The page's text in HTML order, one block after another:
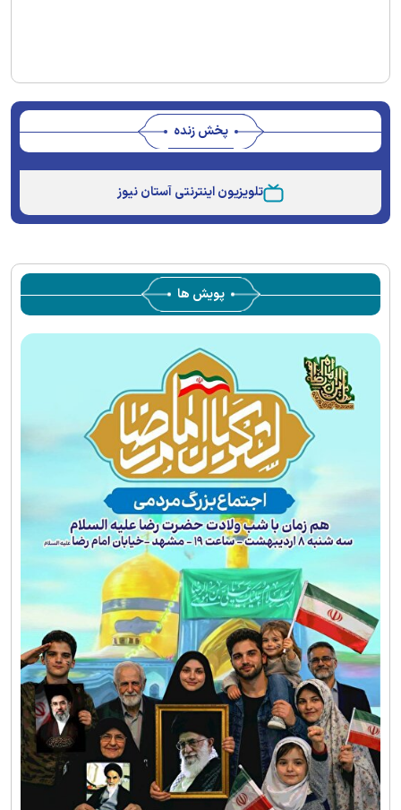
پخش زنده
تلویزیون اینترنتی آستان نیوز
پویش ها